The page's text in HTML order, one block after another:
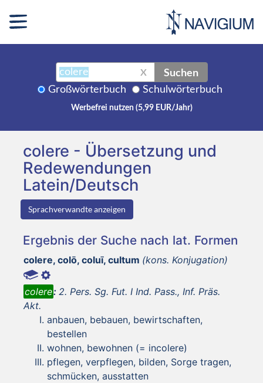
X Suchen
Großwörterbuch Schulwörterbuch
Werbefrei nutzen (5,99 EUR/Jahr)
colere - Übersetzung und
Redewendungen
Latein/Deutsch
Sprachverwandte anzeigen
Ergebnis der Suche nach lat. Formen
colere, colō, coluī, cultum (kons. Konjugation)
colere: 2. Pers. Sg. Fut. I Ind. Pass., Inf. Präs.
Akt.
anbauen, bebauen, bewirtschaften,
bestellen
wohnen, bewohnen (= incolere)
pflegen, verpflegen, bilden, Sorge tragen,
schmücken, ausstatten